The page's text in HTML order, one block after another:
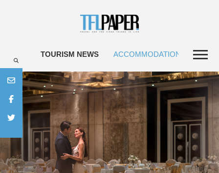
TOURISM NEWS ACCOMMODATIONS